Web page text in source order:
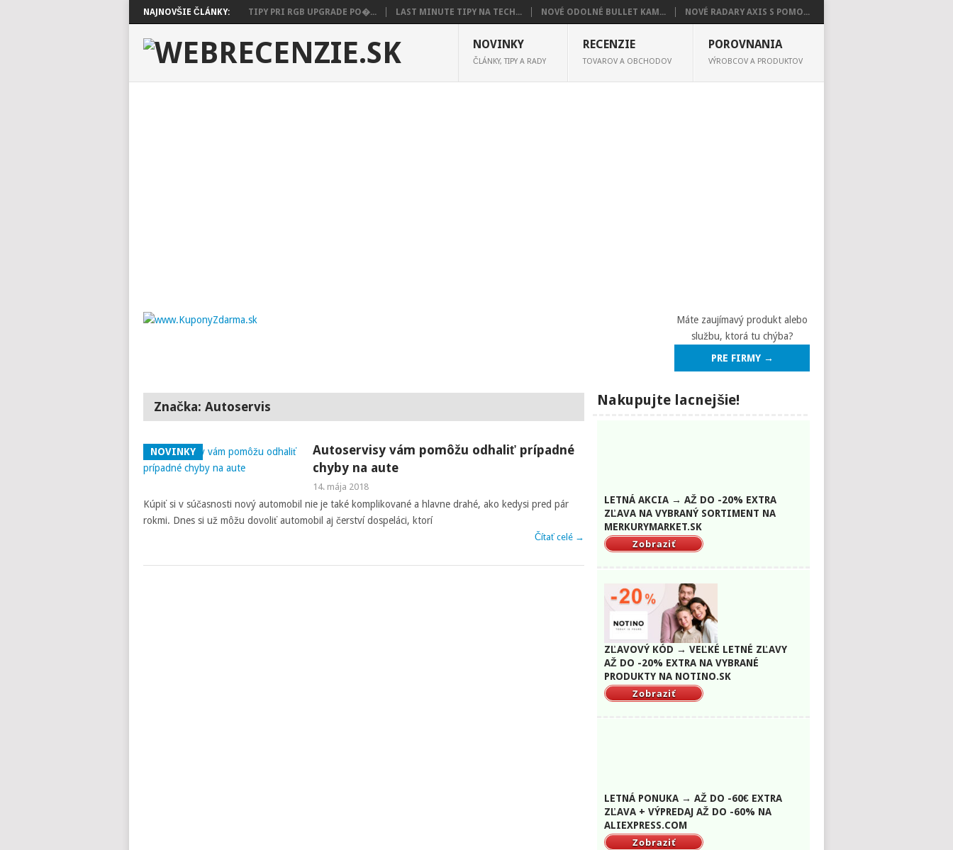
NAJNOVŠIE ČLÁNKY: TIPY PRI RGB UPGRADE PO�... LAST MINUTE TIPY NA TECH... NOVÉ ODOLNÉ BULLET KAM... NOVÉ RADARY AXIS S POMO...
NOVINKY
ČLÁNKY, TIPY A RADY
RECENZIE
TOVAROV A OBCHODOV
POROVNANIA
VÝROBCOV A PRODUKTOV
Máte zaujímavý produkt alebo
službu, ktorá tu chýba?
PRE FIRMY →
Značka: Autoservis
NOVINKY
Autoservisy vám pomôžu odhaliť prípadné
chyby na aute
14. mája 2018
Kúpiť si v súčasnosti nový automobil nie je také komplikované a hlavne drahé, ako kedysi pred pár
rokmi. Dnes si už môžu dovoliť automobil aj čerství dospeláci, ktorí
Čítať celé →
Nakupujte lacnejšie!
LETNÁ AKCIA → AŽ DO -20% EXTRA
ZĽAVA NA VYBRANÝ SORTIMENT NA
MERKURYMARKET.SK
Zobraziť
ZĽAVOVÝ KÓD → VEĽKÉ LETNÉ ZĽAVY
AŽ DO -20% EXTRA NA VYBRANÉ
PRODUKTY NA NOTINO.SK
Zobraziť
LETNÁ PONUKA → AŽ DO -60€ EXTRA
ZĽAVA + VÝPREDAJ AŽ DO -60% NA
ALIEXPRESS.COM
Zobraziť